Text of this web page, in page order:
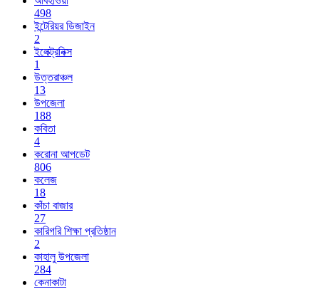
498
ইন্টেরিয়র ডিজাইন
2
ইলেক্ট্রনিক্স
1
উত্তরাঞ্চল
13
উপজেলা
188
কবিতা
4
করোনা আপডেট
806
কলেজ
18
কাঁচা বাজার
27
কারিগরি শিক্ষা প্রতিষ্ঠান
2
কাহালু উপজেলা
284
কেনাকাটা